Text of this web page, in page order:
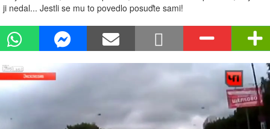
ji nedal... Jestli se mu to povedlo posuďte sami!